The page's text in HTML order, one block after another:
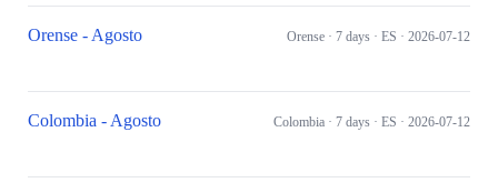
Orense - Agosto Orense · 7 days · ES · 2026-07-12
Colombia - Agosto Colombia · 7 days · ES · 2026-07-12